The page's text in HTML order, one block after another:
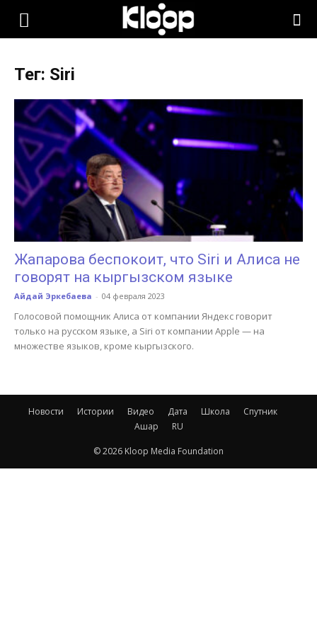
KLOOP.KG
Новости
Кыргызстана
Тег: Siri
Жапарова беспокоит, что Siri и Алиса не
говорят на кыргызском языке
Айдай Эркебаева - 04 февраля 2023
Голосовой помощник Алиса от компании Яндекс говорит
только на русском языке, а Siri от компании Apple — на
множестве языков, кроме кыргызского.
Новости Истории Видео Дата Школа
Спутник
Ашар
RU
© 2026 Kloop Media Foundation